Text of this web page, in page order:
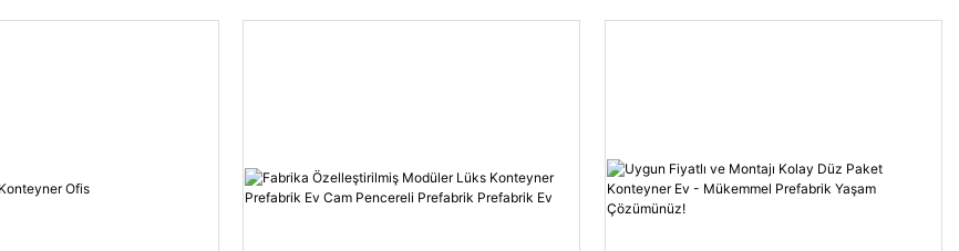
günlük
kontrollü bir fabrika
monte edilir, denetlenir ve düz
ortak alanlara ve çalışma alanlarına
kadar her şeyi yapılandırabilirsiniz